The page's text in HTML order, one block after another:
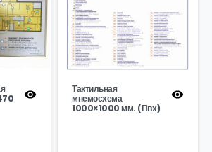
Тактильная
мнемосхема
1000×1000 мм. (Пвх)